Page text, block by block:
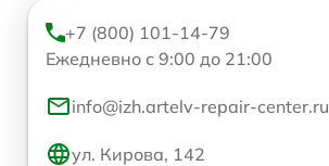
+7 (800) 101-14-79
Ежедневно с 9:00 до 21:00
info@izh.artelv-repair-center.ru
ул. Кирова, 142